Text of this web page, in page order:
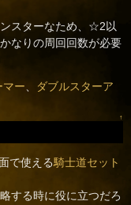
スターなため、☆2以
なりの周回回数が必要
マー
ダブルスターア
↑
で使える騎士道セット
する時に役に立つだろ